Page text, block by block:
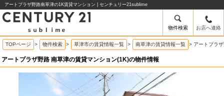
アートプラザ野路南草津の1K賃貸マンション | センチュリー21sublime
物件検索 お店へ連絡
TOPページ > 物件検索 > 草津市の賃貸情報一覧 > 南草津の賃貸情報一覧 > アートプラ
アートプラザ野路 南草津の賃貸マンション(1K)の物件情報